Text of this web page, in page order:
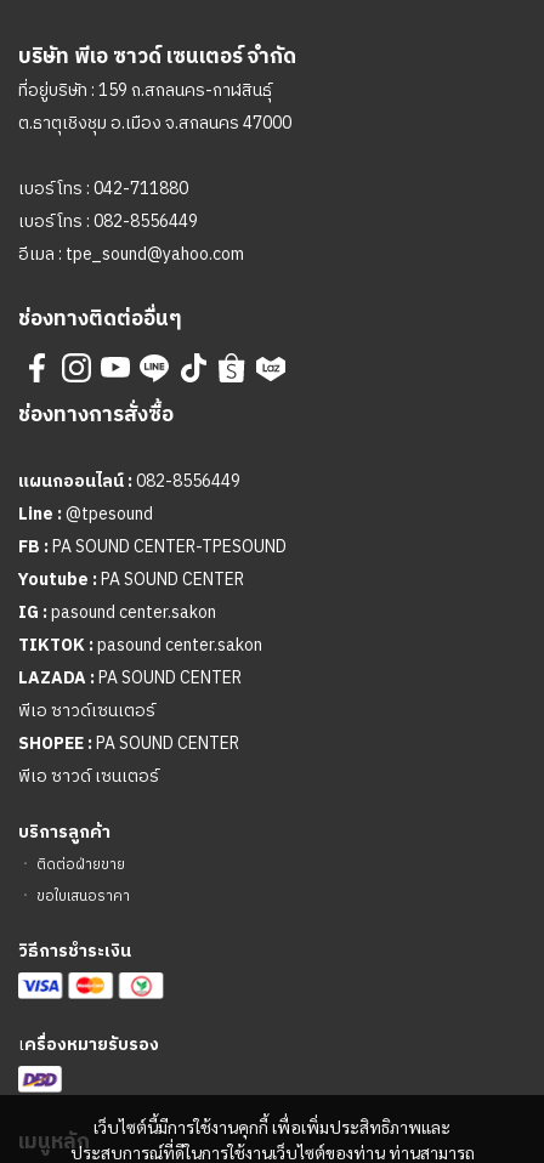
เว็บไซต์นี้มีการใช้งานคุกกี้ เพื่อเพิ่มประสิทธิภาพและ
ประสบการณ์ที่ดีในการใช้งานเว็บไซต์ของท่าน ท่านสามารถ
บริษัท พีเอ ซาวด์ เซนเตอร์ จำกัด
ที่อยู่บริษัท : 159 ถ.สกลนคร-กาฬสินธุ์
ต.ธาตุเชิงชุม อ.เมือง จ.สกลนคร 47000
เบอร์โทร :042-711880
เบอร์โทร :082-8556449
อีเมล : tpe_sound@yahoo.com
ช่องทางติดต่ออื่นๆ
ช่องทางการสั่งซื้อ
แผนกออนไลน์ :082-8556449
Line :@tpesound
FB :PA SOUND CENTER-TPESOUND
Youtube :PA SOUND CENTER
IG :pasound center.sakon
TIKTOK :pasound center.sakon
LAZADA :PA SOUND CENTER
พีเอ ซาวด์เซนเตอร์
SHOPEE :PA SOUND CENTER
พีเอ ซาวด์ เซนเตอร์
บริการลูกค้า
ㆍ ติดต่อฝ่ายขาย
ㆍ ขอใบเสนอราคา
วิธีการชำระเงิน
เครื่องหมายรับรอง
เมนูหลัก